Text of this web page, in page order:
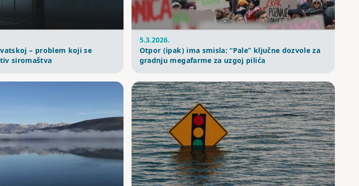
– problem koji se
siromaštva
5.3.2026.
Otpor (ipak) ima smisla: “Pale” ključne dozvole za
gradnju megafarme za uzgoj pilića